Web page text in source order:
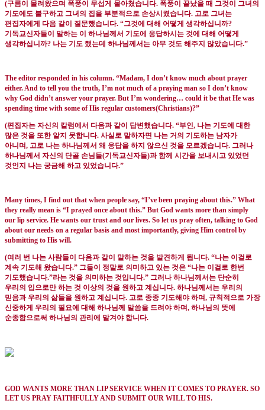
(구름이 몰려왔으며 폭풍이 무섭게 몰아쳤습니다. 폭풍이 끝났을 때 그것이 그녀의
기도에도 불구하고 그녀의 집을 부분적으로 손상시켰습니다. 고로 그녀는
편집자에게 다음 같이 질문했습니다. “그것에 대해 어떻게 생각하십니까?
기독교신자들이 말하는 이 하나님께서 기도에 응답하시는 것에 대해 어떻게
생각하십니까? 나는 기도 했는데 하나님께서는 아무 것도 해주지 않았습니다.”
The editor responded in his column. “Madam, I don’t know much about prayer
either. And to tell you the truth, I’m not much of a praying man so I don’t know
why God didn’t answer your prayer. But I’m wondering… could it be that He was
spending time with some of His regular customers(Christians)?”
(편집자는 자신의 칼럼에서 다음과 같이 답변했습니다. “부인, 나는 기도에 대한
많은 것을 또한 알지 못합니다. 사실로 말하자면 나는 거의 기도하는 남자가
아니며, 고로 나는 하나님께서 왜 응답을 하지 않으신 것을 모르겠습니다. 그러나
하나님께서 자신의 단골 손님들(기독교신자들)과 함께 시간을 보내시고 있었던
것인지 나는 궁금해 하고 있었습니다.”
Many times, I find out that when people say, “I’ve been praying about this.” What
they really mean is “I prayed once about this.” But God wants more than simply
our lip service. He wants our trust and our lives. So let us pray often, talking to God
about our needs on a regular basis and most importantly, giving Him control by
submitting to His will.
(여러 번 나는 사람들이 다음과 같이 말하는 것을 발견하게 됩니다. “나는 이걸로
계속 기도해 왔습니다.” 그들이 정말로 의미하고 있는 것은 “나는 이걸로 한번
기도했습니다.”라는 것을 의미하는 것입니다.” 그러나 하나님께서는 단순히
우리의 입으로만 하는 것 이상의 것을 원하고 계십니다. 하나님께서는 우리의
믿음과 우리의 삶들을 원하고 계십니다. 고로 종종 기도해야 하며, 규칙적으로 가장
신중하게 우리의 필요에 대해 하나님께 말씀을 드려야 하며, 하나님의 뜻에
순종함으로써 하나님의 관리에 맡겨야 합니다.
GOD WANTS MORE THAN LIP SERVICE WHEN IT COMES TO PRAYER. SO
LET US PRAY FAITHFULLY AND SUBMIT OUR WILL TO HIS.